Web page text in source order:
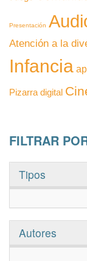
Presentación
Atención a la
Infancia
Pizarra digital
FILTRAR
Tipos
Autores